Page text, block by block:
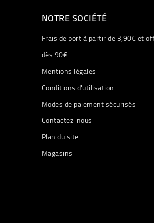
NOTRE SOCIÉTÉ
Frais de port à partir de 3,90€ et
dès 90€
Mentions légales
Conditions d'utilisation
Modes de paiement sécurisés
Contactez-nous
Plan du site
Magasins